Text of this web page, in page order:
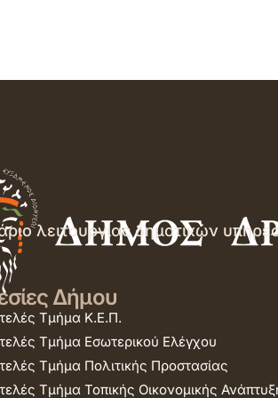
λειτουργίας δημοτικών
Δήμου
Τμήμα Κ.Ε.Π.
Τμήμα Εσωτερικού Ελέγχου
Τμήμα Πολιτικής Προστασίας
Τμήμα Τοπικής Οικονομικής